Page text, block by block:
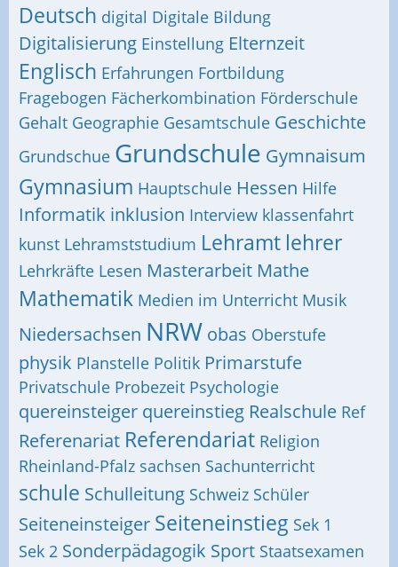
Deutsch digital Digitale Bildung
Digitalisierung Einstellung Elternzeit
Englisch Erfahrungen Fortbildung
Fragebogen Fächerkombination Förderschule
Gehalt Geographie Gesamtschule Geschichte
Grundschue Grundschule Gymnaisum
Gymnasium Hauptschule Hessen Hilfe
Informatik inklusion Interview klassenfahrt
kunst Lehramststudium Lehramt lehrer
Lehrkräfte Lesen Masterarbeit Mathe
Mathematik Medien im Unterricht Musik
Niedersachsen NRW obas Oberstufe
physik Planstelle Politik Primarstufe
Privatschule Probezeit Psychologie
quereinsteiger quereinstieg Realschule Ref
Referenariat Referendariat Religion
Rheinland-Pfalz sachsen Sachunterricht
schule Schulleitung Schweiz Schüler
Seiteneinsteiger Seiteneinstieg Sek 1
Sek 2 Sonderpädagogik Sport Staatsexamen